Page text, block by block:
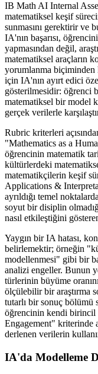
IB Math AI Internal
matematiksel keşif
sunmasını gerektirir ve
IA'nın başarısı,
yapmasından değil,
matematiksel araçların
yorumlanma biçiminden
için IA'nın ayırt edici
gösterilmesidir: öğrenci
matematiksel bir model
gerçek verilerle
Rubric kriterleri
"Mathematics as a
öğrencinin matematik
kültürlerdeki
matematikçilerin keşif
Applications &
ayrıldığı temel
soyut bir disiplin
nasıl etkileştiğini
Yaygın bir IA hatası,
belirlemektir; örneğin
modellenmesi" gibi bir
analizi engeller. Bunun
türlerinin büyüme
ölçülebilir bir araştırma
tutarlı bir sonuç bölümü
öğrencinin kendi birincil
Engagement" kriterinde
derlenen verilerin
IA'da Modelleme